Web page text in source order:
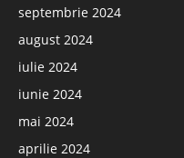
septembrie 2024
august 2024
iulie 2024
iunie 2024
mai 2024
aprilie 2024